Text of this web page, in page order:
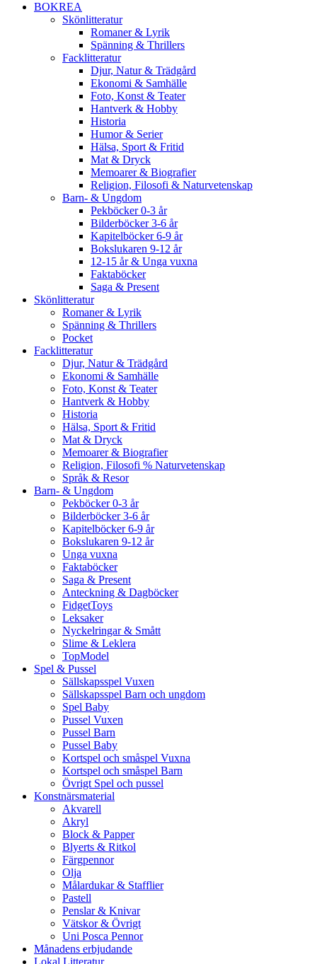
BOKREA
Skönlitteratur
Romaner & Lyrik
Spänning & Thrillers
Facklitteratur
Djur, Natur & Trädgård
Ekonomi & Samhälle
Foto, Konst & Teater
Hantverk & Hobby
Historia
Humor & Serier
Hälsa, Sport & Fritid
Mat & Dryck
Memoarer & Biografier
Religion, Filosofi & Naturvetenskap
Barn- & Ungdom
Pekböcker 0-3 år
Bilderböcker 3-6 år
Kapitelböcker 6-9 år
Bokslukaren 9-12 år
12-15 år & Unga vuxna
Faktaböcker
Saga & Present
Skönlitteratur
Romaner & Lyrik
Spänning & Thrillers
Pocket
Facklitteratur
Djur, Natur & Trädgård
Ekonomi & Samhälle
Foto, Konst & Teater
Hantverk & Hobby
Historia
Hälsa, Sport & Fritid
Mat & Dryck
Memoarer & Biografier
Religion, Filosofi % Naturvetenskap
Språk & Resor
Barn- & Ungdom
Pekböcker 0-3 år
Bilderböcker 3-6 år
Kapitelböcker 6-9 år
Bokslukaren 9-12 år
Unga vuxna
Faktaböcker
Saga & Present
Anteckning & Dagböcker
FidgetToys
Leksaker
Nyckelringar & Smått
Slime & Leklera
TopModel
Spel & Pussel
Sällskapsspel Vuxen
Sällskapsspel Barn och ungdom
Spel Baby
Pussel Vuxen
Pussel Barn
Pussel Baby
Kortspel och småspel Vuxna
Kortspel och småspel Barn
Övrigt Spel och pussel
Konstnärsmaterial
Akvarell
Akryl
Block & Papper
Blyerts & Ritkol
Färgpennor
Olja
Målardukar & Stafflier
Pastell
Penslar & Knivar
Vätskor & Övrigt
Uni Posca Pennor
Månadens erbjudande
Lokal Litteratur